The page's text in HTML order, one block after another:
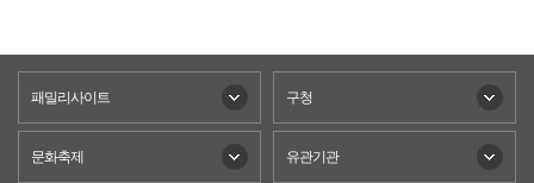
패밀리사이트 구청
문화축제 유관기관